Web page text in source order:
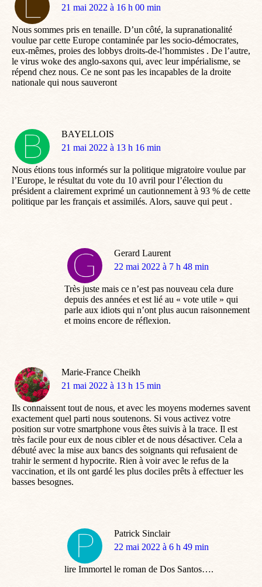
dit
21 mai 2022 à 16 h 00 min
Nous sommes pris en tenaille. D’un côté, la supranationalité
voulue par cette Europe contaminée par les socio-démocrates,
eux-mêmes, proies des lobbys droits-de-l’hommistes . De l’autre,
le virus woke des anglo-saxons qui, avec leur impérialisme, se
répend chez nous. Ce ne sont pas les incapables de la droite
nationale qui nous sauveront
BAYELLOIS
dit
21 mai 2022 à 13 h 16 min
Nous étions tous informés sur la politique migratoire voulue par
l’Europe, le résultat du vote du 10 avril pour l’élection du
président a clairement exprimé un cautionnement à 93 % de cette
politique par les français et assimilés. Alors, sauve qui peut .
Gerard Laurent
dit
22 mai 2022 à 7 h 48 min
Très juste mais ce n’est pas nouveau cela dure
depuis des années et est lié au « vote utile » qui
parle aux idiots qui n’ont plus aucun raisonnement
et moins encore de réflexion.
Marie-France Cheikh
dit
21 mai 2022 à 13 h 15 min
Ils connaissent tout de nous, et avec les moyens modernes savent
exactement quel parti nous soutenons. Si vous activez votre
position sur votre smartphone vous êtes suivis à la trace. Il est
très facile pour eux de nous cibler et de nous désactiver. Cela a
débuté avec la mise aux bancs des soignants qui refusaient de
trahir le serment d hypocrite. Rien à voir avec le refus de la
vaccination, et ils ont gardé les plus dociles prêts à effectuer les
basses besognes.
Patrick Sinclair
dit
22 mai 2022 à 6 h 49 min
lire Immortel le roman de Dos Santos….